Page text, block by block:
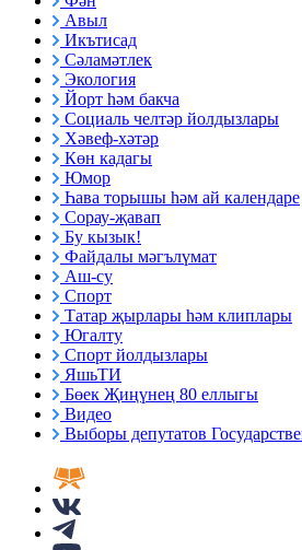
Авыл
Икътисад
Сәламәтлек
Экология
Йорт һәм бакча
Социаль челтәр йолдызлары
Хәвеф-хәтәр
Көн кадагы
Юмор
Һава торышы һәм ай календаре
Сорау-җавап
Бу кызык!
Файдалы мәгълүмат
Аш-су
Спорт
Татар җырлары һәм клиплары
Югалту
Спорт йолдызлары
ЯшьТИ
Бөек Җиңүнең 80 еллыгы
Видео
Выборы депутатов